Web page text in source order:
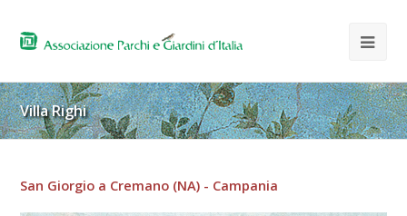
Villa Righi
San Giorgio a Cremano (NA) - Campania